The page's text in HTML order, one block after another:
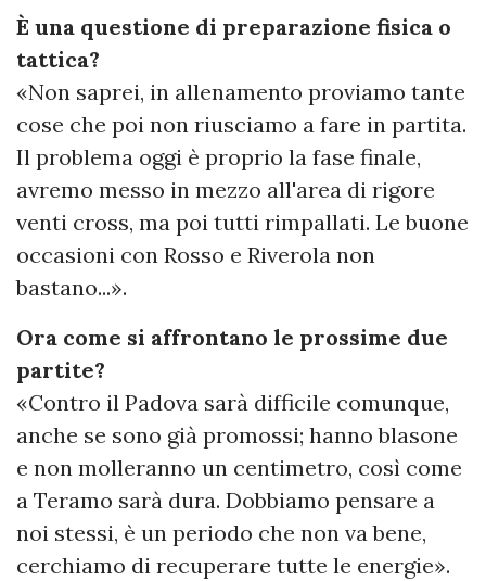
È una questione di preparazione fisica o
tattica?
«Non saprei, in allenamento proviamo tante
cose che poi non riusciamo a fare in partita.
Il problema oggi è proprio la fase finale,
avremo messo in mezzo all'area di rigore
venti cross, ma poi tutti rimpallati. Le buone
occasioni con Rosso e Riverola non
bastano...».
Ora come si affrontano le prossime due
partite?
«Contro il Padova sarà difficile comunque,
anche se sono già promossi; hanno blasone
e non molleranno un centimetro, così come
a Teramo sarà dura. Dobbiamo pensare a
noi stessi, è un periodo che non va bene,
cerchiamo di recuperare tutte le energie».